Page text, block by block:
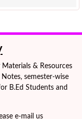
& Resources
semester-wise
B.Ed Students and
e-mail us